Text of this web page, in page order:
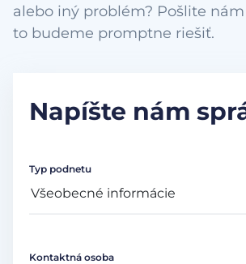
alebo iný problém? Pošlite
to budeme promptne riešiť.
Napíšte nám
Typ podnetu
Kontaktná osoba